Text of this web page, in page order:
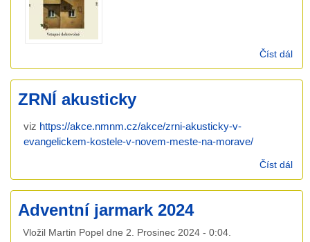
Číst dál
hra
ZRNÍ akusticky
viz https://akce.nmnm.cz/akce/zrni-akusticky-v-
evangelickem-kostele-v-novem-meste-na-morave/
Číst dál
Adventní jarmark 2024
Vložil Martin Popel dne 2. Prosinec 2024 - 0:04.